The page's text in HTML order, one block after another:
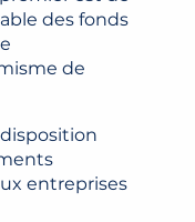
des fonds
de
entreprises